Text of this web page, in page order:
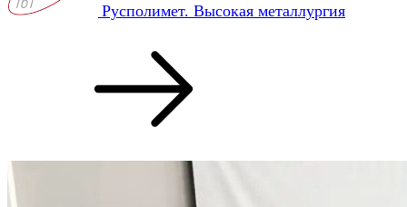
Русполимет. Высокая металлургия